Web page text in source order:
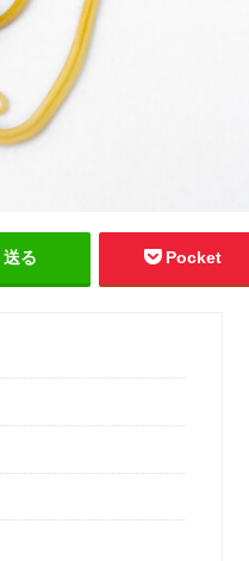
送る Pocket